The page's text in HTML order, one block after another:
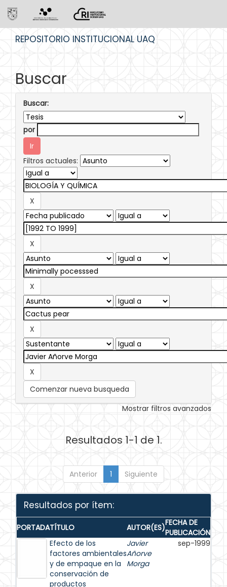
REPOSITORIO INSTITUCIONAL UAQ
Buscar
Buscar:
por
Filtros actuales:
Comenzar nueva busqueda
Mostrar filtros avanzados
Resultados 1-1 de 1.
Anterior 1 Siguiente
Resultados por ítem:
PORTADATÍTULO AUTOR(ES)FECHA DE
PUBLICACIÓN
Efecto de los
factores ambientales
y de empaque en la
conservación de
productos
Javier
Añorve
Morga
sep-1999